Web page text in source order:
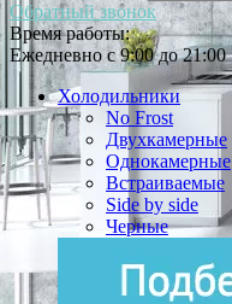
Обратный звонок
Время работы:
Ежедневно с 9:00 до 21:00
Холодильники
No Frost
Двухкамерные
Однокамерные
Встраиваемые
Side by side
Черные